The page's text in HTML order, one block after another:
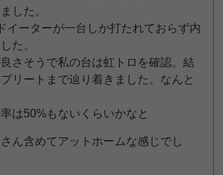
した。
イーターが一台しか打たれておらず内
た。
さそうで私の台は虹トロを確認。結
リートまで辿り着きました。なんと
は50%もないくらいかなと
ん含めてアットホームな感じでし